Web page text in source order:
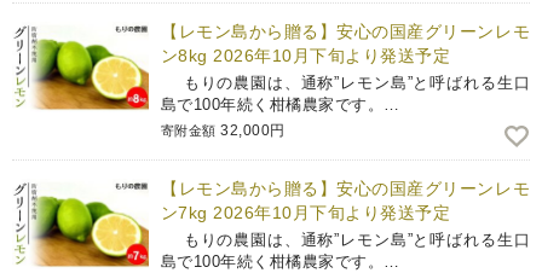
【レモン島から贈る】安心の国産グリーンレモ
ン8kg 2026年10月下旬より発送予定
もりの農園は、通称”レモン島”と呼ばれる生口
島で100年続く柑橘農家です。…
寄附金額 32,000円
【レモン島から贈る】安心の国産グリーンレモ
ン7kg 2026年10月下旬より発送予定
もりの農園は、通称”レモン島”と呼ばれる生口
島で100年続く柑橘農家です。…